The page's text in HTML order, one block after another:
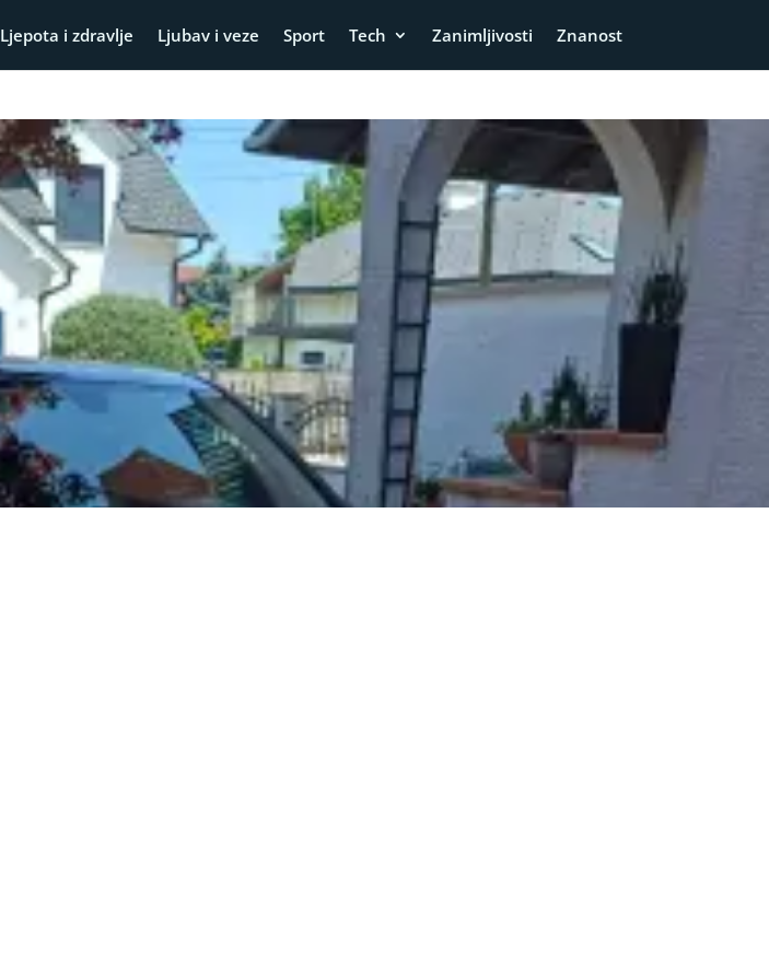
Ljepota i zdravlje Ljubav i veze Sport Tech Zanimljivosti Znanost